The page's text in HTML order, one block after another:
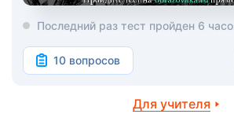
Последний раз тест пройден 6
10 вопросов
Для учителя